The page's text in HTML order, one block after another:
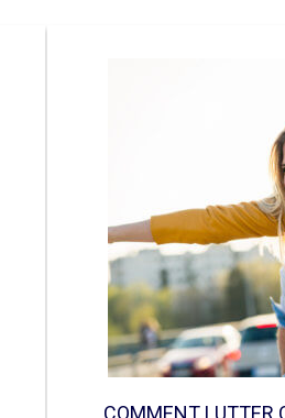
COMMENT LUTTER